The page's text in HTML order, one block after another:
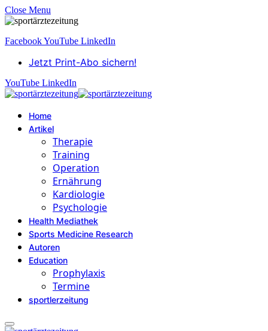
Close Menu
FacebookYouTube LinkedIn
Jetzt Print-Abo sichern!
YouTube LinkedIn
Home
Artikel
Therapie
Training
Operation
Ernährung
Kardiologie
Psychologie
Health Mediathek
Sports Medicine Research
Autoren
Education
Prophylaxis
Termine
sportlerzeitung